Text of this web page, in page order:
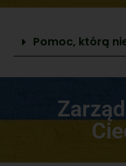
Pomoc, którą